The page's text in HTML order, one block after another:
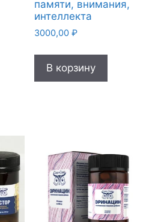
памяти, внимания,
интеллекта
3000,00 ₽
В корзину